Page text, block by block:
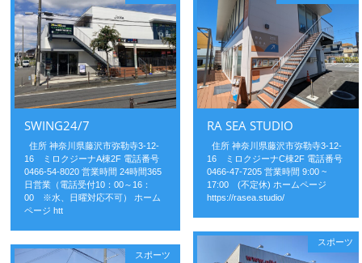
SWING24/7
住所 神奈川県藤沢市弥勒寺3-12-
16 ミロクジーナA棟2F 電話番号
0466-54-8020 営業時間 24時間365
日営業（電話受付10：00～16：
00 ※水、日曜対応不可） ホーム
ページ htt
RA SEA STUDIO
住所 神奈川県藤沢市弥勒寺3-12-
16 ミロクジーナC棟2F 電話番号
0466-47-7205 営業時間 9:00 ~
17:00 (不定休) ホームページ
https://rasea.studio/
スポーツ
スポーツ